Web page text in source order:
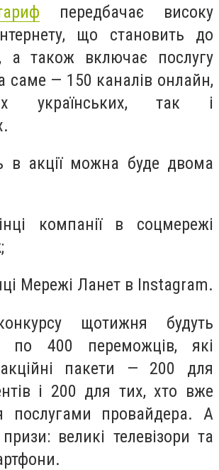
передбачає високу
що становить до
а також включає послугу
саме — 150 каналів онлайн,
українських, так і
в акції можна буде двома
компанії в соцмережі
Мережі Ланет в Instagram.
щотижня будуть
по 400 переможців, які
пакети — 200 для
і 200 для тих, хто вже
послугами провайдера. А
великі телевізори та